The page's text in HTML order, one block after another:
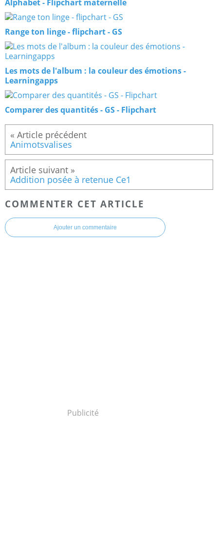
Alphabet - Flipchart maternelle
Range ton linge - flipchart - GS
Les mots de l'album : la couleur des émotions -
Learningapps
Comparer des quantités - GS - Flipchart
Animotsvalises
Addition posée à retenue Ce1
COMMENTER CET ARTICLE
Ajouter un commentaire
Publicité